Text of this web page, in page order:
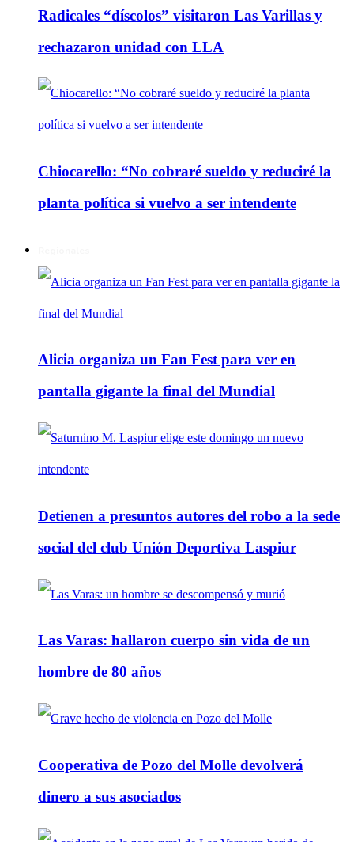
Radicales “díscolos” visitaron Las Varillas y
rechazaron unidad con LLA
Chiocarello: “No cobraré sueldo y reduciré la
planta política si vuelvo a ser intendente
Alicia organiza un Fan Fest para ver en
pantalla gigante la final del Mundial
Detienen a presuntos autores del robo a la sede
social del club Unión Deportiva Laspiur
Las Varas: hallaron cuerpo sin vida de un
hombre de 80 años
Cooperativa de Pozo del Molle devolverá
dinero a sus asociados